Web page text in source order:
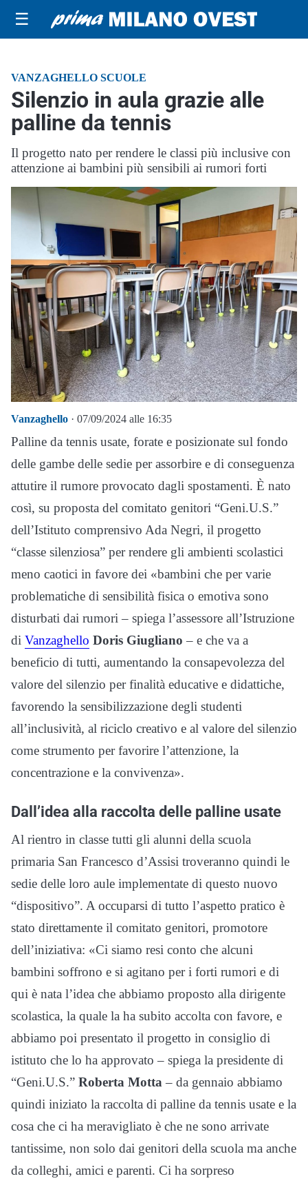
☰
VANZAGHELLO SCUOLE
Silenzio in aula grazie alle
palline da tennis
Il progetto nato per rendere le classi più inclusive con
attenzione ai bambini più sensibili ai rumori forti
Vanzaghello · 07/09/2024 alle 16:35
Palline da tennis usate, forate e posizionate sul fondo
delle gambe delle sedie per assorbire e di conseguenza
attutire il rumore provocato dagli spostamenti. È nato
così, su proposta del comitato genitori “Geni.U.S.”
dell’Istituto comprensivo Ada Negri, il progetto
“classe silenziosa” per rendere gli ambienti scolastici
meno caotici in favore dei «bambini che per varie
problematiche di sensibilità fisica o emotiva sono
disturbati dai rumori – spiega l’assessore all’Istruzione
di Vanzaghello Doris Giugliano – e che va a
beneficio di tutti, aumentando la consapevolezza del
valore del silenzio per finalità educative e didattiche,
favorendo la sensibilizzazione degli studenti
all’inclusività, al riciclo creativo e al valore del silenzio
come strumento per favorire l’attenzione, la
concentrazione e la convivenza».
Dall’idea alla raccolta delle palline usate
Al rientro in classe tutti gli alunni della scuola
primaria San Francesco d’Assisi troveranno quindi le
sedie delle loro aule implementate di questo nuovo
“dispositivo”. A occuparsi di tutto l’aspetto pratico è
stato direttamente il comitato genitori, promotore
dell’iniziativa: «Ci siamo resi conto che alcuni
bambini soffrono e si agitano per i forti rumori e di
qui è nata l’idea che abbiamo proposto alla dirigente
scolastica, la quale la ha subito accolta con favore, e
abbiamo poi presentato il progetto in consiglio di
istituto che lo ha approvato – spiega la presidente di
“Geni.U.S.” Roberta Motta – da gennaio abbiamo
quindi iniziato la raccolta di palline da tennis usate e la
cosa che ci ha meravigliato è che ne sono arrivate
tantissime, non solo dai genitori della scuola ma anche
da colleghi, amici e parenti. Ci ha sorpreso